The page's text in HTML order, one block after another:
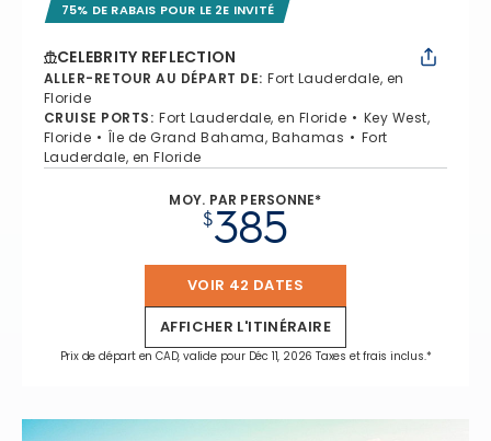
75% DE RABAIS POUR LE 2E INVITÉ
CELEBRITY REFLECTION
ALLER-RETOUR AU DÉPART DE: Fort Lauderdale, en
Floride
CRUISE PORTS: Fort Lauderdale, en Floride
Key West,
Floride
Île de Grand Bahama, Bahamas
Fort
Lauderdale, en Floride
MOY. PAR PERSONNE*
$385
VOIR 42 DATES
AFFICHER L'ITINÉRAIRE
Prix de départ en CAD, valide pour Déc 11, 2026 Taxes et frais inclus.*